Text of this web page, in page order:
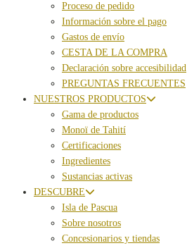
Proceso de pedido
Información sobre el pago
Gastos de envío
CESTA DE LA COMPRA
Declaración sobre accesibilidad
PREGUNTAS FRECUENTES
NUESTROS PRODUCTOS
Gama de productos
Monoï de Tahití
Certificaciones
Ingredientes
Sustancias activas
DESCUBRE
Isla de Pascua
Sobre nosotros
Concesionarios y tiendas